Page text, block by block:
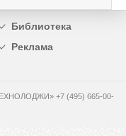
Библиотека
Реклама
+7 (495) 665-00-